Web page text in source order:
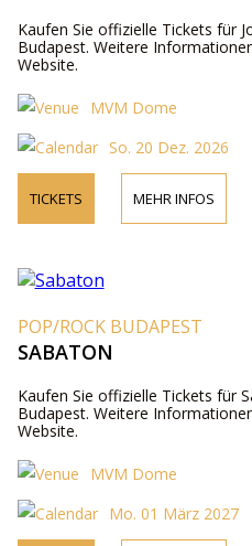
Kaufen Sie offizielle Tickets für
Budapest. Weitere
Website.
MVM Dome
So. 20 Dez. 2026
TICKETS MEHR INFOS
POP/ROCK BUDAPEST
SABATON
Kaufen Sie offizielle Tickets für
Budapest. Weitere
Website.
MVM Dome
Mo. 01 März 2027